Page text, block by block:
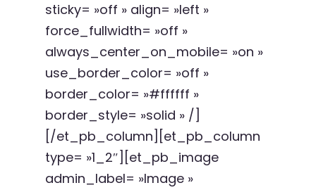
sticky= »off » align= »left »
force_fullwidth= »off »
always_center_on_mobile= »on »
use_border_color= »off »
border_color= »#ffffff »
border_style= »solid » /]
[/et_pb_column][et_pb_column
type= »1_2″][et_pb_image
admin_label= »Image »